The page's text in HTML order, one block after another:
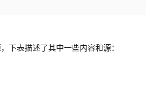
下表描述了其中一些内容和源：